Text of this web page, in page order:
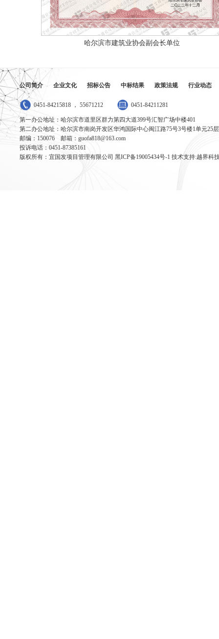
哈尔滨市建筑业协会副会长单位
公司简介 企业文化 招标公告 中标结果 政策法规 行业动态
0451-84215818 ， 55671212 0451-84211281
第一办公地址：哈尔滨市道里区群力第四大道399号汇智广场中楼401
第二办公地址：哈尔滨市南岗开发区华鸿国际中心闽江路75号3号楼1单元25层
邮编：150076 邮箱：guofa818@163.com
投诉电话：0451-87385161
版权所有：宜国发项目管理有限公司 黑ICP备19005434号-1 技术支持:越界科